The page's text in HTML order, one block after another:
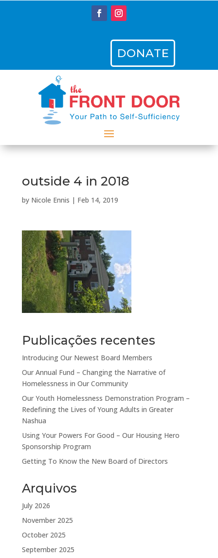
DONATE
outside 4 in 2018
by Nicole Ennis | Feb 14, 2019
Publicações recentes
Introducing Our Newest Board Members
Our Annual Fund – Changing the Narrative of
Homelessness in Our Community
Our Youth Homelessness Demonstration Program –
Redefining the Lives of Young Adults in Greater
Nashua
Using Your Powers For Good – Our Housing Hero
Sponsorship Program
Getting To Know the New Board of Directors
Arquivos
July 2026
November 2025
October 2025
September 2025